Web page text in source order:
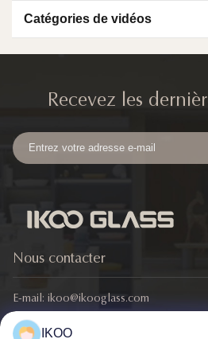
Catégories de vidéos
Accueil Vidéo
Boîte fraîcheur
Pâtisserie
Je vous en prie.
Vaisselle
Recevez les
Nous contacter
E-mail: ikoo@ikooglass.com
Téléphone:
IKOO